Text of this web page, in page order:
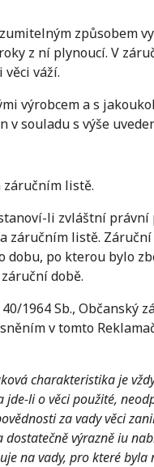
způsobem
z ní plynoucí. V
váží.
výrobcem a s
souladu s výše
záručním listě.
li zvláštní
listě.
po kterou bylo
době.
1964 Sb., Občanský
v tomto
charakteristika je
li o věci použité,
za vady věci
výrazně iu
na vady, pro které byla